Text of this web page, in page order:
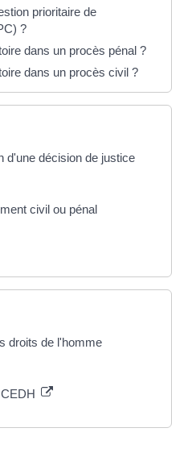
prioritaire de
?
dans un procès pénal ?
dans un procès civil ?
d'une décision de justice
civil ou pénal
droits de l'homme